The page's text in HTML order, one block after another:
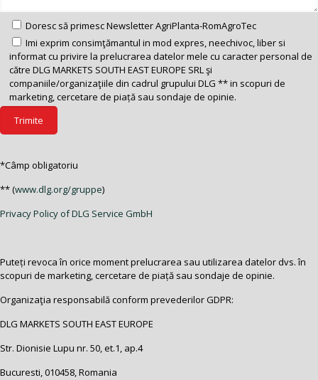
Doresc să primesc Newsletter AgriPlanta-RomAgroTec
Imi exprim consimţămantul in mod expres, neechivoc, liber si
informat cu privire la prelucrarea datelor mele cu caracter personal de
către DLG MARKETS SOUTH EAST EUROPE SRL şi
companiile/organizaţiile din cadrul grupului DLG ** in scopuri de
marketing, cercetare de piață sau sondaje de opinie.
*Câmp obligatoriu
** (www.dlg.org/gruppe)
Privacy Policy of DLG Service GmbH
Puteți revoca în orice moment prelucrarea sau utilizarea datelor dvs. în
scopuri de marketing, cercetare de piață sau sondaje de opinie.
Organizaţia responsabilă conform prevederilor GDPR:
DLG MARKETS SOUTH EAST EUROPE
Str. Dionisie Lupu nr. 50, et.1, ap.4
Bucuresti, 010458, Romania